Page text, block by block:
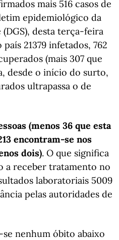
mais 516 casos de
epidemiológico da
desta terça-feira
21379 infetados, 762
(mais 307 que
desde o início do surto,
ultrapassa o de
(menos 36 que esta
encontram-se nos
dois). O que significa
a receber tratamento no
laboratoriais 5009
pelas autoridades de
nenhum óbito abaixo